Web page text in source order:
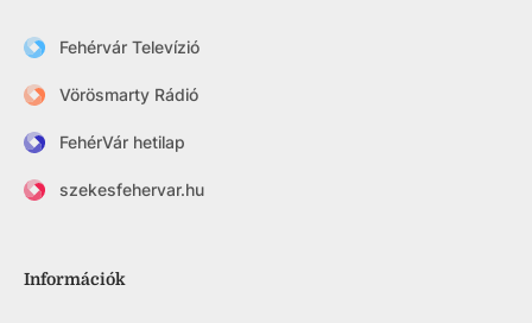
Fehérvár Televízió
Vörösmarty Rádió
FehérVár hetilap
szekesfehervar.hu
Információk